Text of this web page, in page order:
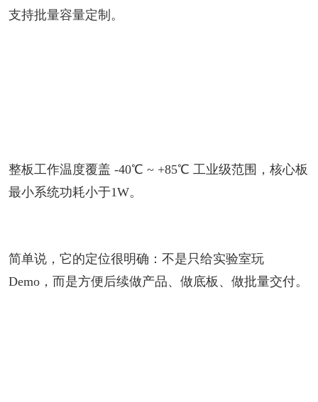
支持批量容量定制。
整板工作温度覆盖 -40℃ ~ +85℃ 工业级范围，核心板
最小系统功耗小于1W。
简单说，它的定位很明确：不是只给实验室玩
Demo，而是方便后续做产品、做底板、做批量交付。